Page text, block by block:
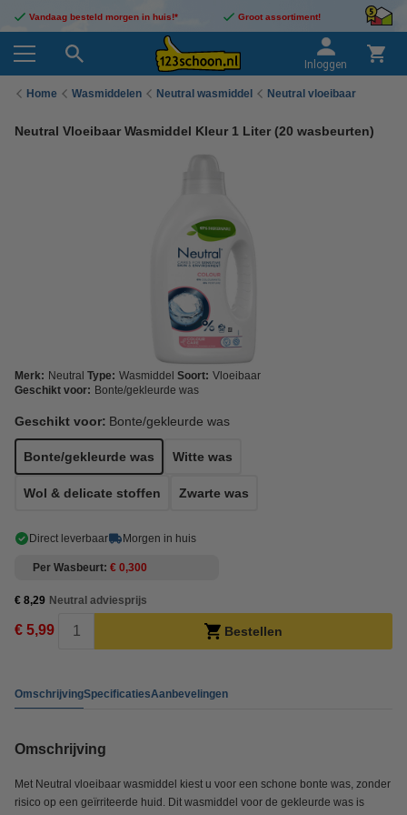
Vandaag besteld morgen in huis!* Groot assortiment!
Inloggen
Home Wasmiddelen Neutral wasmiddel Neutral vloeibaar
Neutral Vloeibaar Wasmiddel Kleur 1 Liter (20 wasbeurten)
Merk: Neutral Type: Wasmiddel Soort: Vloeibaar
Geschikt voor: Bonte/gekleurde was
Geschikt voor: Bonte/gekleurde was
Bonte/gekleurde was Witte was
Wol & delicate stoffen Zwarte was
Direct leverbaar Morgen in huis
Per Wasbeurt € 0,300
€ 8,29 Neutral adviesprijs
€ 5,99 Bestellen
OmschrijvingSpecificatiesAanbevelingen
Omschrijving
Met Neutral vloeibaar wasmiddel kiest u voor een schone bonte was, zonder
risico op een geïrriteerde huid. Dit wasmiddel voor de gekleurde was is